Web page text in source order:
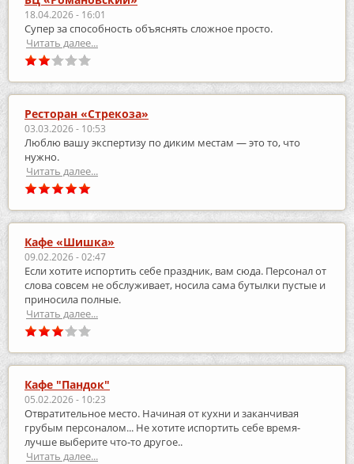
18.04.2026 - 16:01
Супер за способность объяснять сложное просто.
Читать далее...
Ресторан «Стрекоза»
03.03.2026 - 10:53
Люблю вашу экспертизу по диким местам — это то, что
нужно.
Читать далее...
Кафе «Шишка»
09.02.2026 - 02:47
Если хотите испортить себе праздник, вам сюда. Персонал от
слова совсем не обслуживает, носила сама бутылки пустые и
приносила полные.
Читать далее...
Кафе "Пандок"
05.02.2026 - 10:23
Отвратительное место. Начиная от кухни и заканчивая
грубым персоналом... Не хотите испортить себе время-
лучше выберите что-то другое..
Читать далее...